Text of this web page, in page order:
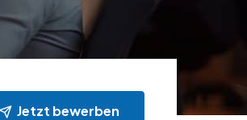
Jetzt bewerben